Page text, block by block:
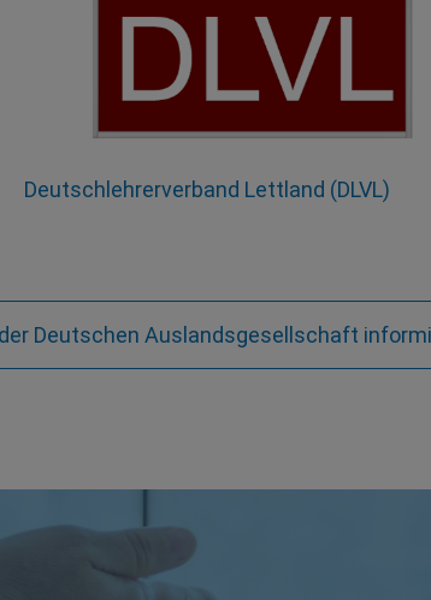
Deutschlehrerverband Lettland (DLVL)
Deutschen Auslandsgesellschaft